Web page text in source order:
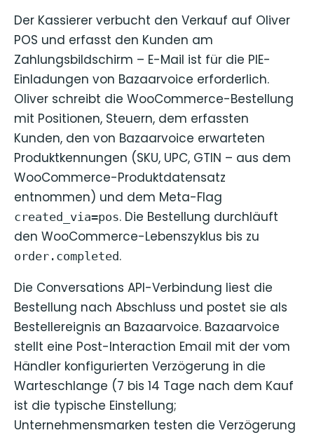
Der Kassierer verbucht den Verkauf auf Oliver
POS und erfasst den Kunden am
Zahlungsbildschirm – E-Mail ist für die PIE-
Einladungen von Bazaarvoice erforderlich.
Oliver schreibt die WooCommerce-Bestellung
mit Positionen, Steuern, dem erfassten
Kunden, den von Bazaarvoice erwarteten
Produktkennungen (SKU, UPC, GTIN – aus dem
WooCommerce-Produktdatensatz
entnommen) und dem Meta-Flag
created_via=pos. Die Bestellung durchläuft
den WooCommerce-Lebenszyklus bis zu
order.completed.
Die Conversations API-Verbindung liest die
Bestellung nach Abschluss und postet sie als
Bestellereignis an Bazaarvoice. Bazaarvoice
stellt eine Post-Interaction Email mit der vom
Händler konfigurierten Verzögerung in die
Warteschlange (7 bis 14 Tage nach dem Kauf
ist die typische Einstellung;
Unternehmensmarken testen die Verzögerung